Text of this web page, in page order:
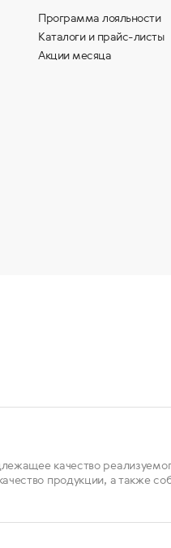
Программа лояльности
Каталоги и прайс-листы
Акции месяца
качество
продукции, а также